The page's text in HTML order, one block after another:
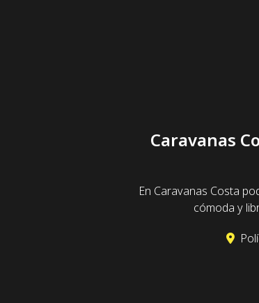
Caravanas
En Caravanas Costa
cómoda y